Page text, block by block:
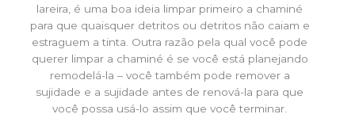
lareira, é uma boa ideia limpar primeiro a chaminé
para que quaisquer detritos ou detritos não caiam e
estraguem a tinta. Outra razão pela qual você pode
querer limpar a chaminé é se você está planejando
remodelá-la – você também pode remover a
sujidade e a sujidade antes de renová-la para que
você possa usá-lo assim que você terminar.